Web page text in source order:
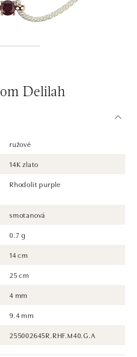
Delilah
ružové
14K zlato
Rhodolit purple
smotanová
0.7 g
14 cm
25 cm
4 mm
9.4 mm
255002645R.RHF.M40.G.A